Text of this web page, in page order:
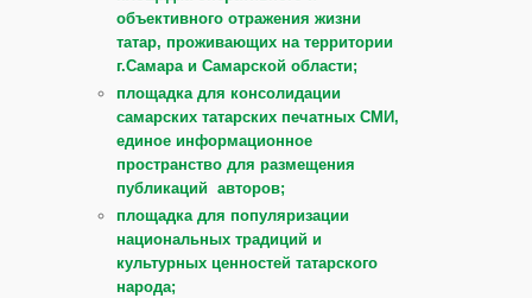
объективного отражения жизни
татар, проживающих на территории
г.Самара и Самарской области;
площадка для консолидации
самарских татарских печатных СМИ,
единое информационное
пространство для размещения
публикаций авторов;
площадка для популяризации
национальных традиций и
культурных ценностей татарского
народа;